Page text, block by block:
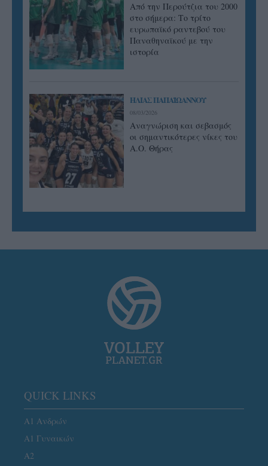
Από την Περούτζια του 2000
στο σήμερα: Tο τρίτο
ευρωπαϊκό ραντεβού του
Παναθηναϊκού με την
ιστορία
ΗΛΙΑΣ ΠΑΠΑΪΩΑΝΝΟΥ
08/03/2026
Αναγνώριση και σεβασμός
οι σημαντικότερες νίκες του
Α.Ο. Θήρας
QUICK LINKS
Α1 Ανδρών
Α1 Γυναικών
A2